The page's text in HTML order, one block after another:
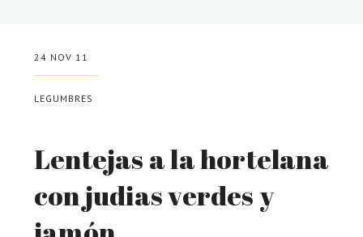
24 NOV 11
LEGUMBRES
Lentejas a la hortelana
con judias verdes y